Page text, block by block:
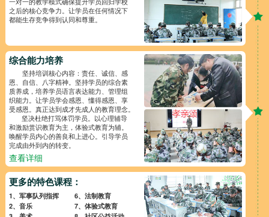
之后的核心竞争力。让学员在任何情况下
都能生存竞争得到认同和尊重。
综合能力培养
坚持培训核心内容：责任、诚信、感
恩、自信、八字精神。坚持学员的综合素
质养成，培养学员语言表达能力、管理组
织能力。让学员学会感恩、懂得感恩、享
受感恩。真正达到成才先成人的教育理念。
坚决杜绝打骂体罚学员。以心理辅导
和激励赏识教育为主，体验式教育为辅。
唤醒学员内心的善良和上进心。引导学员
完成由外到内的转变。
查看详细
更多的特色课程：
1、军事队列指挥
6、法制教育
2、音乐
7、体验式教育